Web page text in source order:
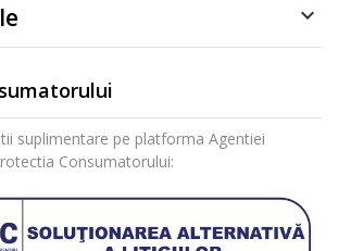

suplimentare pe platforma Agentiei
Consumatorului: